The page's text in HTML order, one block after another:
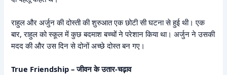
राहुल और अर्जुन की दोस्ती की शुरुआत एक छोटी सी घटना से हुई थी। एक
बार, राहुल को स्कूल में कुछ बदमाश बच्चों ने परेशान किया था। अर्जुन ने उसकी
मदद की और उस दिन से दोनों अच्छे दोस्त बन गए।
True Friendship – जीवन के उतार-चढ़ाव